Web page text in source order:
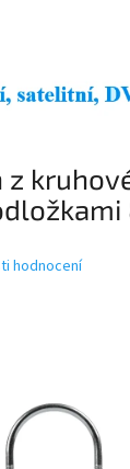
z
hodnocení